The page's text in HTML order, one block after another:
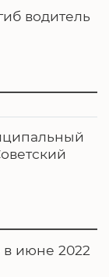
водитель
в июне 2022